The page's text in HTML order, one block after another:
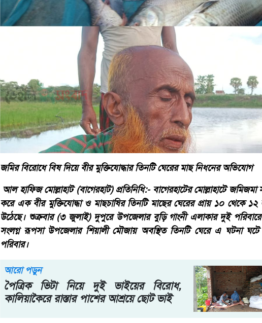
জমির বিরোধে বিষ দিয়ে বীর মুক্তিযোদ্ধার তিনটি ঘেরের মাছ নিধনের অভিযোগ
আল হাফিজ মোল্লাহাট (বাগেরহাট) প্রতিনিধি:- বাগেরহাটের মোল্লাহাটে জমিজমা
করে এক বীর মুক্তিযোদ্ধা ও মাছচাষির তিনটি মাছের ঘেরের প্রায় ১০ থেকে
উঠেছে। শুক্রবার (৩ জুলাই) দুপুরে উপজেলার বুড়ি গাংনী এলাকার দুই
সংলগ্ন রূপসা উপজেলার শিয়ালী মৌজায় অবস্থিত তিনটি ঘেরে এ ঘটনা ঘটে
পরিবার।
আরো পড়ুন
পৈত্রিক ভিটা নিয়ে দুই ভাইয়ের বিরোধ,
কালিয়াকৈরে রাস্তার পাশের আশ্রয়ে ছোট ভাই